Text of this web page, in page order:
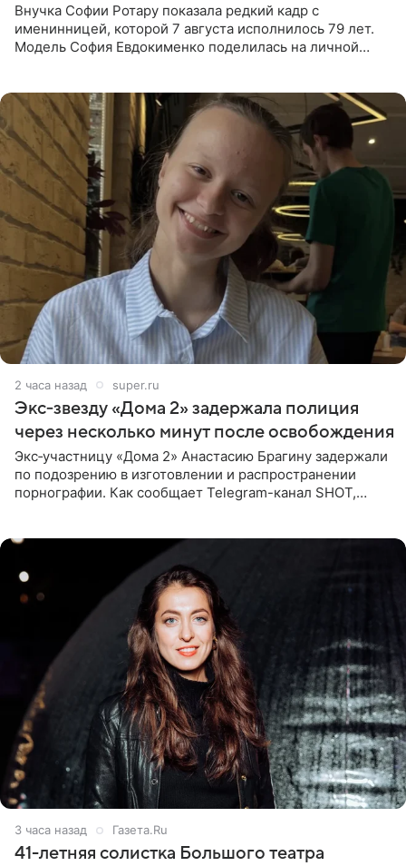
Внучка Софии Ротару показала редкий кадр с
именинницей, которой 7 августа исполнилось 79 лет.
Модель София Евдокименко поделилась на личной
2 часа назад super.ru
Экс‑звезду «Дома 2» задержала полиция
через несколько минут после освобождения
Экс‑участницу «Дома 2» Анастасию Брагину задержали
по подозрению в изготовлении и распространении
порнографии. Как сообщает Telegram-канал SHOT,
3 часа назад Газета.Ru
41-летняя солистка Большого театра